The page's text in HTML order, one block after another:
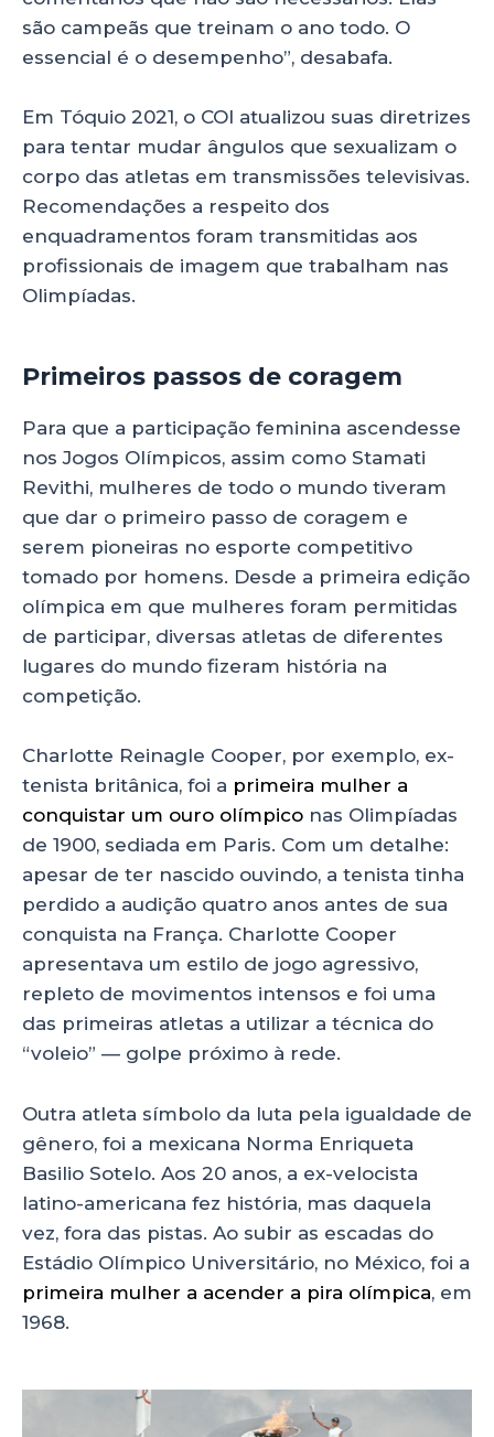
são campeãs que treinam o ano todo. O
essencial é o desempenho”, desabafa.
Em Tóquio 2021, o COI atualizou suas diretrizes
para tentar mudar ângulos que sexualizam o
corpo das atletas em transmissões televisivas.
Recomendações a respeito dos
enquadramentos foram transmitidas aos
profissionais de imagem que trabalham nas
Olimpíadas.
Primeiros passos de coragem
Para que a participação feminina ascendesse
nos Jogos Olímpicos, assim como Stamati
Revithi, mulheres de todo o mundo tiveram
que dar o primeiro passo de coragem e
serem pioneiras no esporte competitivo
tomado por homens. Desde a primeira edição
olímpica em que mulheres foram permitidas
de participar, diversas atletas de diferentes
lugares do mundo fizeram história na
competição.
Charlotte Reinagle Cooper, por exemplo, ex-
tenista britânica, foi a primeira mulher a
conquistar um ouro olímpico nas Olimpíadas
de 1900, sediada em Paris. Com um detalhe:
apesar de ter nascido ouvindo, a tenista tinha
perdido a audição quatro anos antes de sua
conquista na França. Charlotte Cooper
apresentava um estilo de jogo agressivo,
repleto de movimentos intensos e foi uma
das primeiras atletas a utilizar a técnica do
“voleio” — golpe próximo à rede.
Outra atleta símbolo da luta pela igualdade de
gênero, foi a mexicana Norma Enriqueta
Basilio Sotelo. Aos 20 anos, a ex-velocista
latino-americana fez história, mas daquela
vez, fora das pistas. Ao subir as escadas do
Estádio Olímpico Universitário, no México, foi a
primeira mulher a acender a pira olímpica, em
1968.